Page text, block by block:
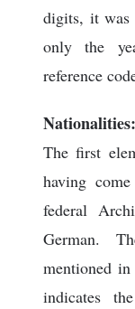
digits, it was
only the
reference
Nationalities:
The first
having
federal
German.
mentioned
indicates